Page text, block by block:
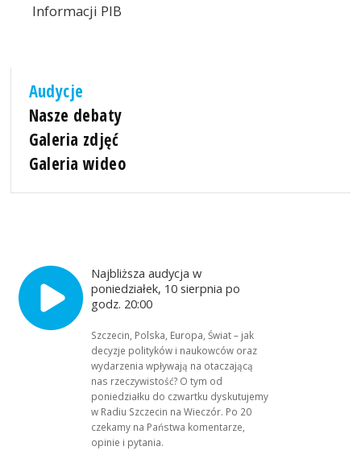
Informacji PIB
Audycje
Nasze debaty
Galeria zdjęć
Galeria wideo
Najbliższa audycja w
poniedziałek, 10 sierpnia po
godz. 20:00
Szczecin, Polska, Europa, Świat – jak
decyzje polityków i naukowców oraz
wydarzenia wpływają na otaczającą
nas rzeczywistość? O tym od
poniedziałku do czwartku dyskutujemy
w Radiu Szczecin na Wieczór. Po 20
czekamy na Państwa komentarze,
opinie i pytania.